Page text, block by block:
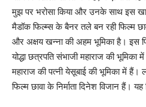
मुझ पर भरोसा किया और उनके साथ इस
मैडॉक फिल्म्स के बैनर तले बन रही फिल्म
और अक्षय खन्ना की अहम भूमिका है। इस
योद्धा छत्रपति संभाजी महाराज की भूमिका
महाराज की पत्नी येसूबाई की भूमिका में
फिल्म छावा के निर्माता दिनेश विजान हैं।